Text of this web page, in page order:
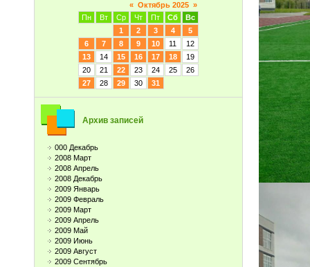
« Октябрь 2025 »
Пн
Вт Ср Чт Пт Сб
Вс
1
2 3 4
5
6
7 8 9 10 11
12
13
14 15 16 17 18
19
20
21 22 23 24 25
26
27
28 29 30 31
Архив записей
000 Декабрь
2008 Март
2008 Апрель
2008 Декабрь
2009 Январь
2009 Февраль
2009 Март
2009 Апрель
2009 Май
2009 Июнь
2009 Август
2009 Сентябрь